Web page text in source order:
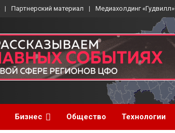
Партнерский материал Медиахолдинг «Гудвилл»
Бизнес Общество Технологии